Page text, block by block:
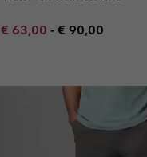
Minimum sale price:
€ 63,00 - Maximum price:
€ 90,00